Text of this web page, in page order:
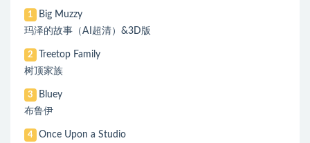
1
Big Muzzy
玛泽的故事（AI超清）&3D版
2
Treetop Family
树顶家族
3
Bluey
布鲁伊
4
Once Upon a Studio